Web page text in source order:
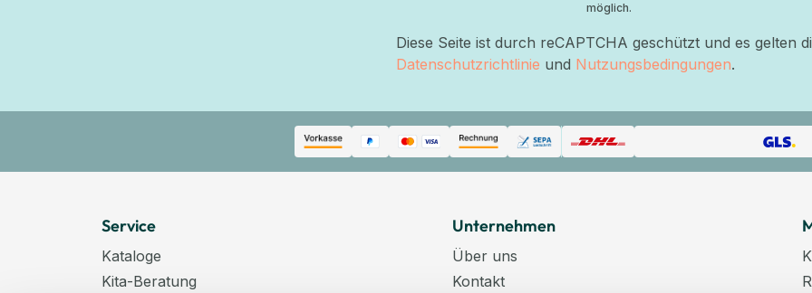
möglich.
Diese Seite ist durch reCAPTCHA geschützt und es gelten
Datenschutzrichtlinie und Nutzungsbedingungen.
Service
Kataloge
Kita-Beratung
Unternehmen
Über uns
Kontakt